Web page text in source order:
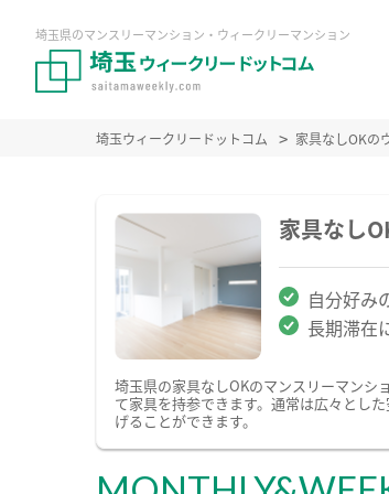
埼玉県のマンスリーマンション・ウィークリーマンション
埼玉ウィークリードットコム 家具なしOKの
家具なし
自分好み
長期滞在
埼玉県の家具なしOKのマンスリーマンシ
て家具を持参できます。通常は広々とし
げることができます。